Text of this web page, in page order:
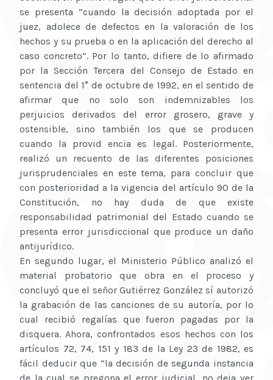
se presenta “cuando la decisión adoptada por el
juez, adolece de defectos en la valoración de los
hechos y su prueba o en la aplicación del derecho al
caso concreto”. Por lo tanto, difiere de lo afirmado
por la Sección Tercera del Consejo de Estado en
sentencia del 1° de octubre de 1992, en el sentido de
afirmar que no solo son indemnizables los
perjuicios derivados del error grosero, grave y
ostensible, sino también los que se producen
cuando la provid encia es legal. Posteriormente,
realizó un recuento de las diferentes posiciones
jurisprudenciales en este tema, para concluir que
con posterioridad a la vigencia del artículo 90 de la
Constitución, no hay duda de que existe
responsabilidad patrimonial del Estado cuando se
presenta error jurisdiccional que produce un daño
antijurídico.
En segundo lugar, el Ministerio Público analizó el
material probatorio que obra en el proceso y
concluyó que el señor Gutiérrez González sí autorizó
la grabación de las canciones de su autoría, por lo
cual recibió regalías que fueron pagadas por la
disquera. Ahora, confrontados esos hechos con los
artículos 72, 74, 151 y 183 de la Ley 23 de 1982, es
fácil deducir que “la decisión de segunda instancia